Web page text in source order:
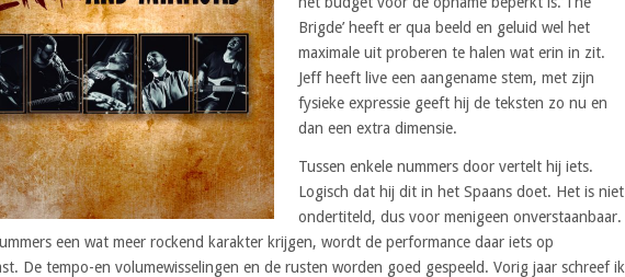
Brigde’ heeft er qua beeld en geluid wel het
maximale uit proberen te halen wat erin in zit.
Jeff heeft live een aangename stem, met zijn
fysieke expressie geeft hij de teksten zo nu en
dan een extra dimensie.
Tussen enkele nummers door vertelt hij iets.
Logisch dat hij dit in het Spaans doet. Het is niet
ondertiteld, dus voor menigeen onverstaanbaar.
een wat meer rockend karakter krijgen, wordt de performance daar iets op
De tempo-en volumewisselingen en de rusten worden goed gespeeld. Vorig jaar schreef ik